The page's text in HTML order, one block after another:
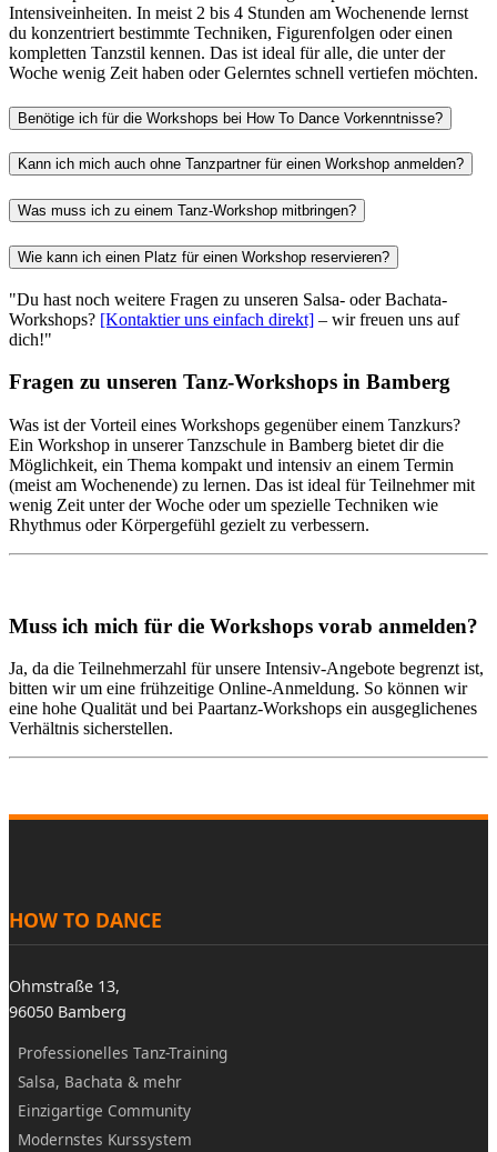
Intensiveinheiten. In meist 2 bis 4 Stunden am Wochenende lernst
du konzentriert bestimmte Techniken, Figurenfolgen oder einen
kompletten Tanzstil kennen. Das ist ideal für alle, die unter der
Woche wenig Zeit haben oder Gelerntes schnell vertiefen möchten.
Benötige ich für die Workshops bei How To Dance Vorkenntnisse?
Kann ich mich auch ohne Tanzpartner für einen Workshop anmelden?
Was muss ich zu einem Tanz-Workshop mitbringen?
Wie kann ich einen Platz für einen Workshop reservieren?
"Du hast noch weitere Fragen zu unseren Salsa- oder Bachata-
Workshops? [Kontaktier uns einfach direkt] – wir freuen uns auf
dich!"
Fragen zu unseren Tanz-Workshops in Bamberg
Was ist der Vorteil eines Workshops gegenüber einem Tanzkurs?
Ein Workshop in unserer Tanzschule in Bamberg bietet dir die
Möglichkeit, ein Thema kompakt und intensiv an einem Termin
(meist am Wochenende) zu lernen. Das ist ideal für Teilnehmer mit
wenig Zeit unter der Woche oder um spezielle Techniken wie
Rhythmus oder Körpergefühl gezielt zu verbessern.
Muss ich mich für die Workshops vorab anmelden?
Ja, da die Teilnehmerzahl für unsere Intensiv-Angebote begrenzt ist,
bitten wir um eine frühzeitige Online-Anmeldung. So können wir
eine hohe Qualität und bei Paartanz-Workshops ein ausgeglichenes
Verhältnis sicherstellen.
HOW TO DANCE
Ohmstraße 13,
96050 Bamberg
Professionelles Tanz-Training
Salsa, Bachata & mehr
Einzigartige Community
Modernstes Kurssystem